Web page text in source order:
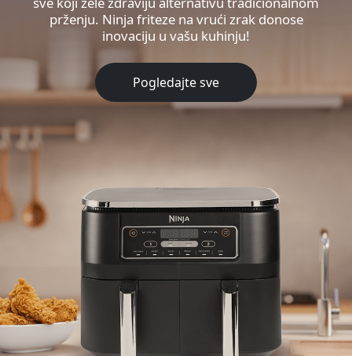
prženju. Ninja friteze na vrući zrak donose
inovaciju u vašu kuhinju!
Pogledajte sve